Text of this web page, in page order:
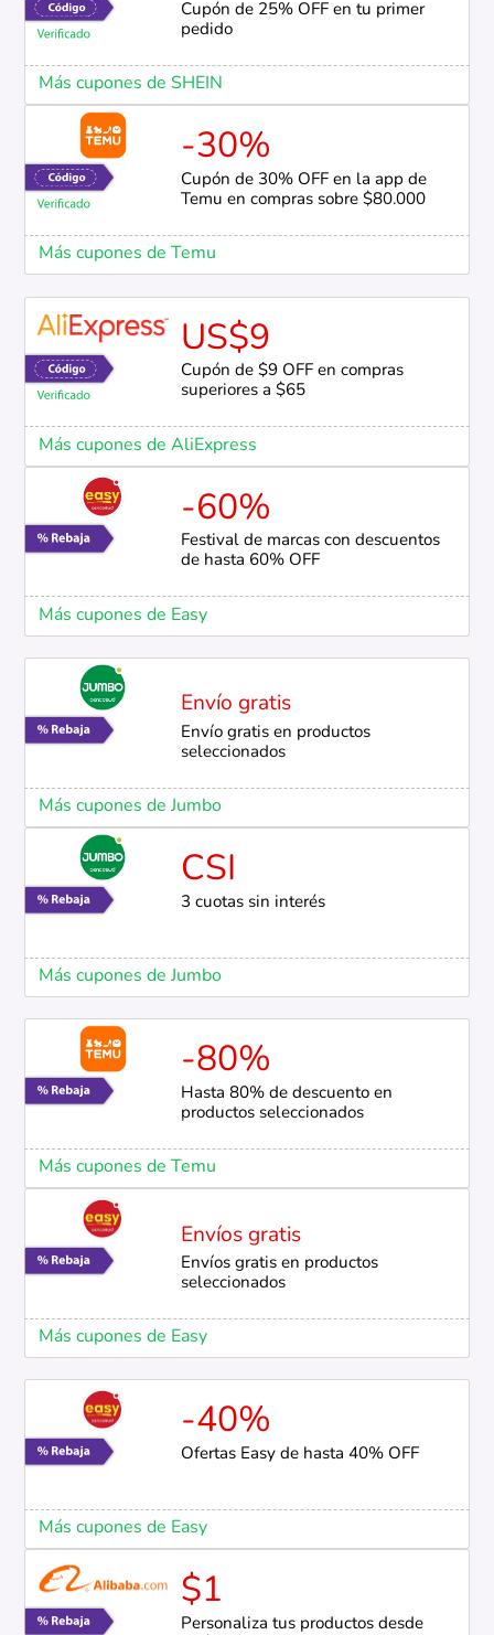
Cupón de 25% OFF en tu primer
pedido
Más cupones de SHEIN
-30%
Cupón de 30% OFF en la app de
Temu en compras sobre $80.000
Más cupones de Temu
US$9
Cupón de $9 OFF en compras
superiores a $65
Más cupones de AliExpress
-60%
Festival de marcas con descuentos
de hasta 60% OFF
Más cupones de Easy
Envío gratis
Envío gratis en productos
seleccionados
Más cupones de Jumbo
CSI
3 cuotas sin interés
Más cupones de Jumbo
-80%
Hasta 80% de descuento en
productos seleccionados
Más cupones de Temu
Envíos gratis
Envíos gratis en productos
seleccionados
Más cupones de Easy
-40%
Ofertas Easy de hasta 40% OFF
Más cupones de Easy
$1
Personaliza tus productos desde